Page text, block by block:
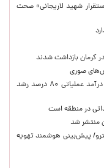
شهید لاریجانی» صحت
صوری
تغییر مثبت در عملکرد مالی بانک صادرات ایران/ درآمد عملیاتی ۸۰ درصد رشد
در منطقه است
منتشر شد
پیش‌بینی هوشمند تهویه